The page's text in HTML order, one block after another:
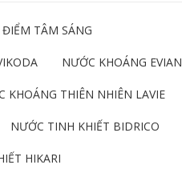
ĐIỂM TÂM SÁNG
NƯỚC KHOÁNG EVIAN
KHOÁNG THIÊN NHIÊN LAVIE
NƯỚC TINH KHIẾT BIDRICO
HIKARI